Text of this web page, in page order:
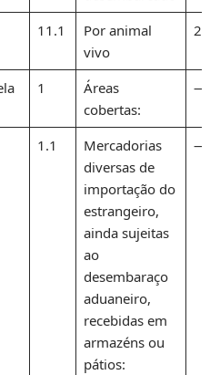
11.1
Por animal
vivo
1
Áreas
cobertas:
—
1.1
Mercadorias
diversas de
importação do
estrangeiro,
ainda sujeitas
ao
desembaraço
aduaneiro,
recebidas em
armazéns ou
pátios:
—